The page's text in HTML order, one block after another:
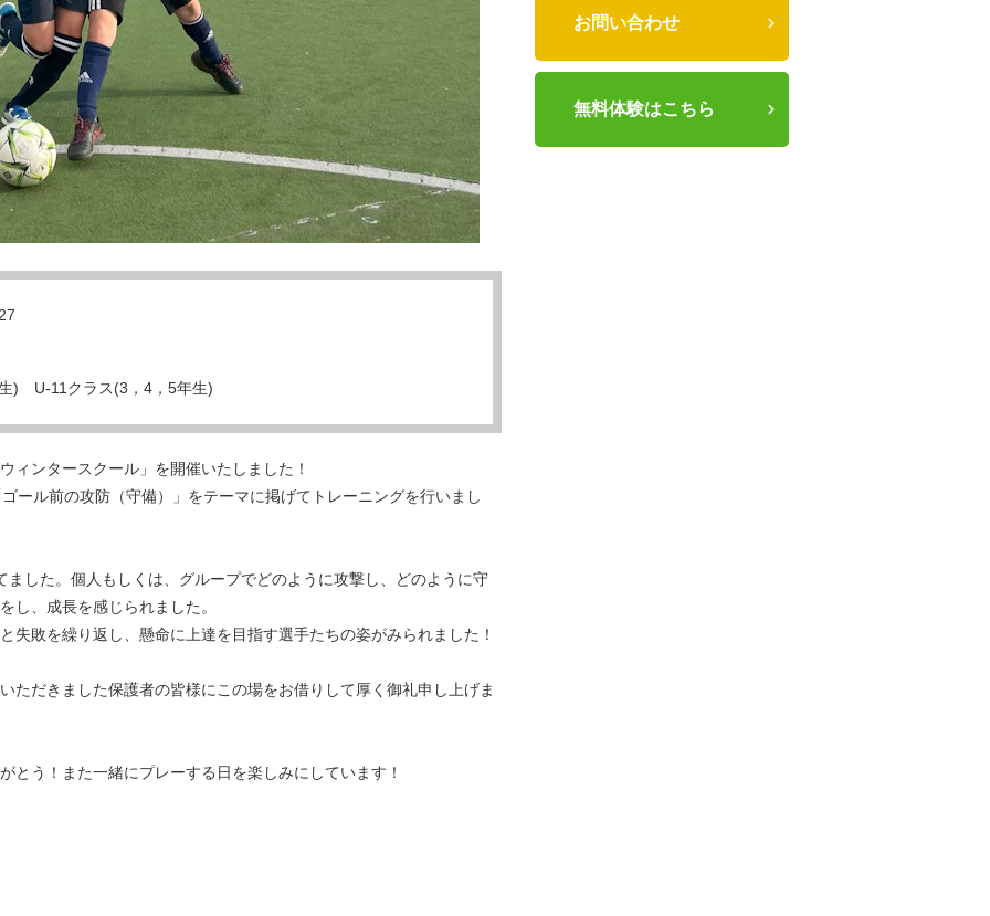
) U-11クラス(3，4，5年生)
ィンタースクール」を開催いたしました！
ール前の攻防（守備）」をテーマに掲げてトレーニングを行いまし
した。個人もしくは、グループでどのように攻撃し、どのように守
し、成長を感じられました。
失敗を繰り返し、懸命に上達を目指す選手たちの姿がみられました！
ただきました保護者の皆様にこの場をお借りして厚く御礼申し上げま
とう！また一緒にプレーする日を楽しみにしています！
お問い合わせ
無料体験はこちら